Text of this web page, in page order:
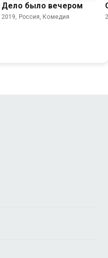
Дело было вечером
2019, Россия, Комедия